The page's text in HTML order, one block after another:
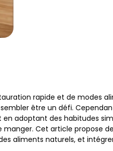
rapide et de modes
être un défi.
adoptant des habitudes
Cet article propose
aliments naturels, et